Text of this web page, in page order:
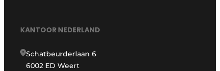
KANTOOR NEDERLAND
Schatbeurderlaan 6
6002 ED Weert